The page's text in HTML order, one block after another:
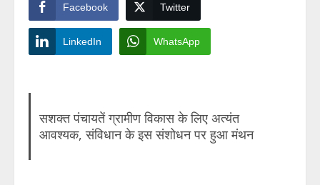
Facebook Twitter
LinkedIn WhatsApp
सशक्त पंचायतें ग्रामीण विकास के लिए अत्यंत
आवश्यक, संविधान के इस संशोधन पर हुआ मंथन